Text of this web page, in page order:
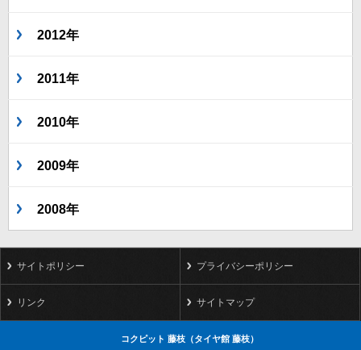
2012年
2011年
2010年
2009年
2008年
サイトポリシー プライバシーポリシー
リンク サイトマップ
コクピット 藤枝（タイヤ館 藤枝）